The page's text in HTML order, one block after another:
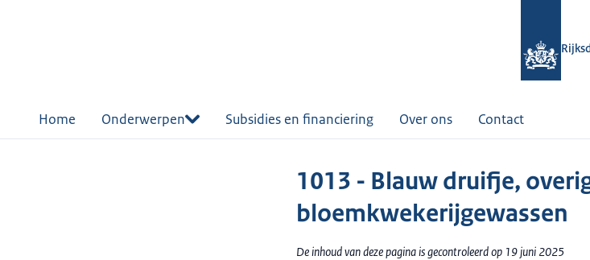
Home Onderwerpen Subsidies en financiering Over ons Contact
1013 - Blauw druifje,
bloemkwekerijgewassen
De inhoud van deze pagina is gecontroleerd op 19 juni 2025